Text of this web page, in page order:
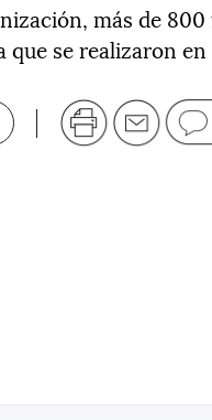
más de
que se realizaron